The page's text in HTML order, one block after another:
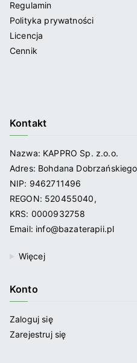
Regulamin
Polityka prywatności
Licencja
Cennik
Kontakt
Nazwa: KAPPRO Sp. z.o.o.
Adres: Bohdana
NIP: 9462711496
REGON: 520455040,
KRS: 0000932758
Email: info@bazaterapii.pl
Więcej
Konto
Zaloguj się
Zarejestruj się